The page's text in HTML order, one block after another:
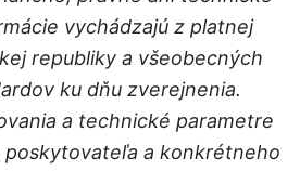
vychádzajú z platnej
republiky a všeobecných
ku dňu zverejnenia.
a technické parametre
poskytovateľa a konkrétneho